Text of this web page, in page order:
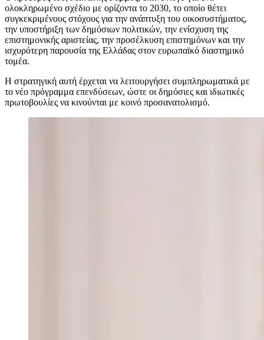
ολοκληρωμένο σχέδιο με ορίζοντα το 2030, το οποίο θέτει
συγκεκριμένους στόχους για την ανάπτυξη του οικοσυστήματος,
την υποστήριξη των δημόσιων πολιτικών, την ενίσχυση της
επιστημονικής αριστείας, την προσέλκυση επιστημόνων και την
ισχυρότερη παρουσία της Ελλάδας στον ευρωπαϊκό διαστημικό
τομέα.
Η στρατηγική αυτή έρχεται να λειτουργήσει συμπληρωματικά με
το νέο πρόγραμμα επενδύσεων, ώστε οι δημόσιες και ιδιωτικές
πρωτοβουλίες να κινούνται με κοινό προσανατολισμό.